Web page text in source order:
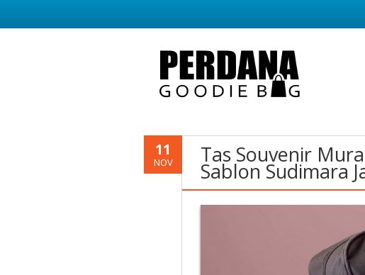
11
NOV Tas Souvenir
Sablon Sudimara